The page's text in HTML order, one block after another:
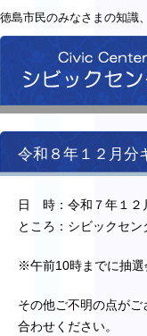
徳島市民のみなさまの知識
令和８年１２月分
日 時：令和７年１２
ところ：シビ
※午前10時までに抽選
その他ご不明の点が
合わせください。